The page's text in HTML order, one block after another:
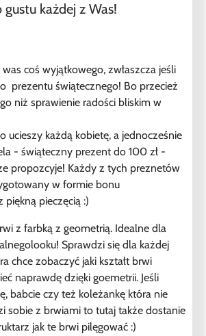
każdej z Was!
coś wyjątkowego, zwłaszcza jeśli
prezentu świątecznego! Bo przecież
niż sprawienie radości bliskim w
ucieszy każdą kobietę, a jednocześnie
- świąteczny prezent do 100 zł -
propozcyje! Każdy z tych preznetów
w formie bonu
pieczęcią :)
z farbką z geometrią. Idealne dla
Sprawdzi się dla każdej
chce zobaczyć jaki kształt brwi
naprawdę dzięki goemetrii. Jeśli
babcie czy też koleżankę która nie
sobie z brwiami to tutaj także dostanie
jak te brwi pilęgować :)